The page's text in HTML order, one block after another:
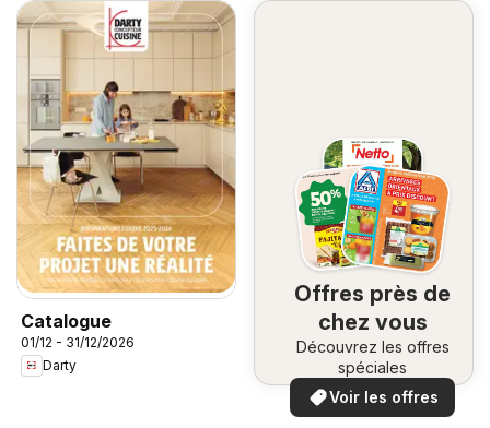
Catalogue
01/12 - 31/12/2026
Darty
Offres près de
chez vous
Découvrez les offres
spéciales
Voir les offres